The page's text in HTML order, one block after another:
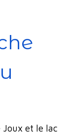
et le lac